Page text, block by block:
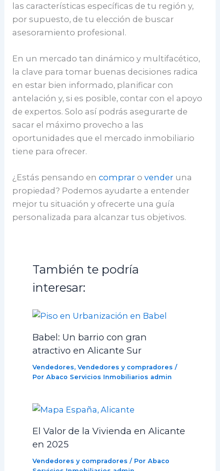
las características específicas de tu región y,
por supuesto, de tu elección de buscar
asesoramiento profesional.
En un mercado tan dinámico y multifacético,
la clave para tomar buenas decisiones radica
en estar bien informado, planificar con
antelación y, si es posible, contar con el apoyo
de expertos. Solo así podrás asegurarte de
sacar el máximo provecho a las
oportunidades que el mercado inmobiliario
tiene para ofrecer.
¿Estás pensando encomprar ovender una
propiedad? Podemos ayudarte a entender
mejor tu situación y ofrecerte una guía
personalizada para alcanzar tus objetivos.
También te podría
interesar:
Babel: Un barrio con gran
atractivo en Alicante Sur
Vendedores,Vendedores y compradores /
Por Abaco Servicios Inmobiliarios admin
El Valor de la Vivienda en Alicante
en 2025
Vendedores y compradores / Por Abaco